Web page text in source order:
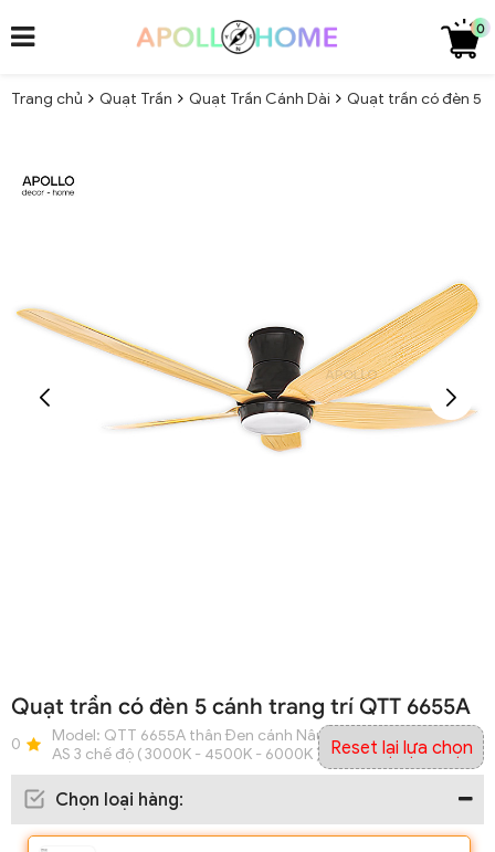
0
Trang chủ Quạt Trần Quạt Trần Cánh Dài Quạt trần có đèn 5
Quạt trần có đèn 5 cánh trang trí QTT 6655A
0 Model: QTT 6655A thân Đen cánh Nâu - Ø1420xH400 - 24W
AS 3 chế độ ( 3000K - 4500K - 6000K )
Chọn loại hàng:
Reset lại lựa chọn